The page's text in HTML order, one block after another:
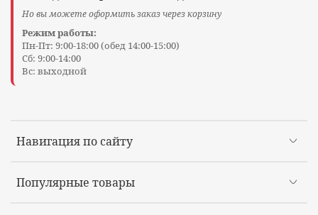
Навигация по сайту
Популярные товары
Но вы можете оформить заказ через корзину
Режим работы:
Пн-Пт: 9:00-18:00 (обед 14:00-15:00)
Сб: 9:00-14:00
Вс: выходной